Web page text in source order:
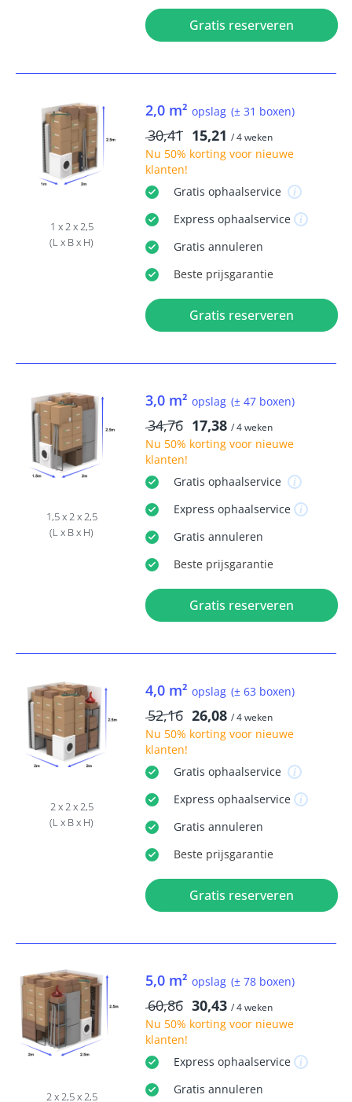
Gratis reserveren
1 x 2 x 2,5
(L x B x H)
2,0 m² opslag (± 31 boxen)
30,41 15,21 / 4 weken
Nu 50% kortingvoor nieuwe
klanten!
Gratis ophaalservice
Express ophaalservice
Gratis annuleren
Beste prijsgarantie
Gratis reserveren
1,5 x 2 x 2,5
(L x B x H)
3,0 m² opslag (± 47 boxen)
34,76 17,38 / 4 weken
Nu 50% kortingvoor nieuwe
klanten!
Gratis ophaalservice
Express ophaalservice
Gratis annuleren
Beste prijsgarantie
Gratis reserveren
2 x 2 x 2,5
(L x B x H)
4,0 m² opslag (± 63 boxen)
52,16 26,08 / 4 weken
Nu 50% kortingvoor nieuwe
klanten!
Gratis ophaalservice
Express ophaalservice
Gratis annuleren
Beste prijsgarantie
Gratis reserveren
2 x 2,5 x 2,5
5,0 m² opslag (± 78 boxen)
60,86 30,43 / 4 weken
Nu 50% kortingvoor nieuwe
klanten!
Express ophaalservice
Gratis annuleren